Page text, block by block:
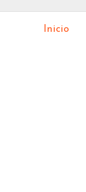
Inicio